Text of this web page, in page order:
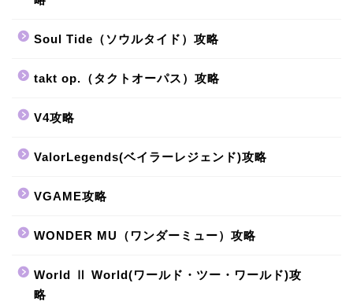
Soul Tide（ソウルタイド）攻略
takt op.（タクトオーパス）攻略
V4攻略
ValorLegends(ベイラーレジェンド)攻略
VGAME攻略
WONDER MU（ワンダーミュー）攻略
World Ⅱ World(ワールド・ツー・ワールド)攻
略